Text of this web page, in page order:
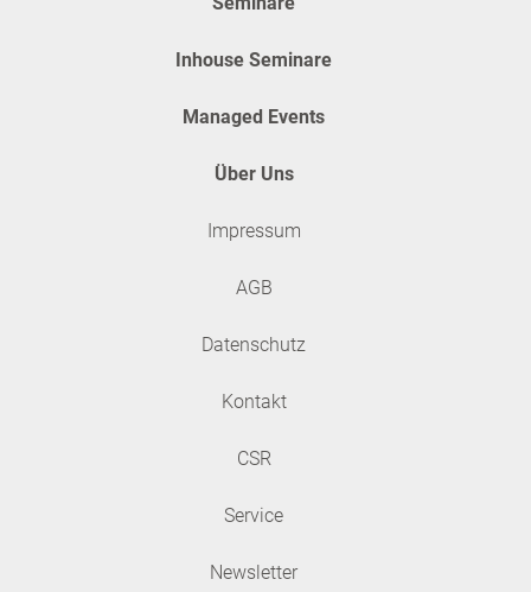
Inhouse Seminare
Managed Events
Über Uns
Impressum
AGB
Datenschutz
Kontakt
CSR
Service
Newsletter